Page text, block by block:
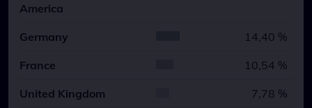
America
Germany 14,40 %
France 10,54 %
United Kingdom 7,78 %